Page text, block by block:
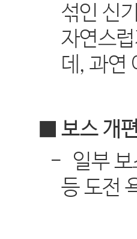
섞인 신
자연스
데 ,과연
■ 보스 개편
- 일부
등 도전